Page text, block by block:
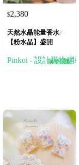
$2,380
天然水晶能量香水-
【粉水晶】盛開
Pinkoi - 設計購物網站
購物賺點